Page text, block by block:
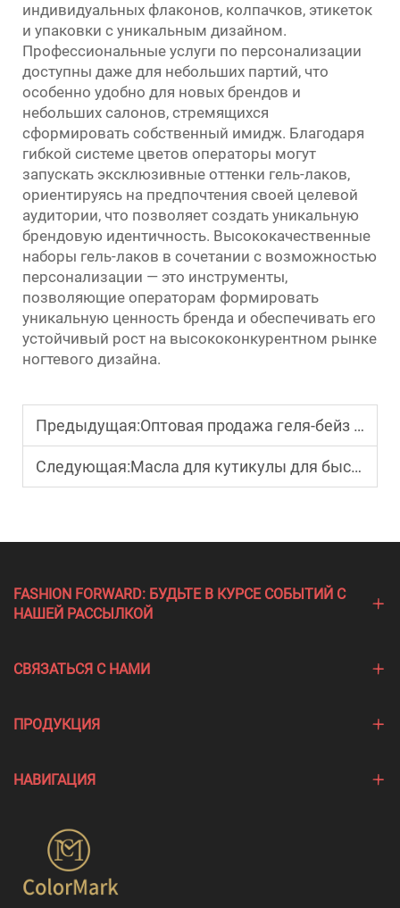
индивидуальных флаконов, колпачков, этикеток
и упаковки с уникальным дизайном.
Профессиональные услуги по персонализации
доступны даже для небольших партий, что
особенно удобно для новых брендов и
небольших салонов, стремящихся
сформировать собственный имидж. Благодаря
гибкой системе цветов операторы могут
запускать эксклюзивные оттенки гель-лаков,
ориентируясь на предпочтения своей целевой
аудитории, что позволяет создать уникальную
брендовую идентичность. Высококачественные
наборы гель-лаков в сочетании с возможностью
персонализации — это инструменты,
позволяющие операторам формировать
уникальную ценность бренда и обеспечивать его
устойчивый рост на высококонкурентном рынке
ногтевого дизайна.
Предыдущая:Оптовая продажа геля-бейз для маникюрных салонов
Следующая:Масла для кутикулы для быстрого укрепления ногтей
FASHION FORWARD: БУДЬТЕ В КУРСЕ СОБЫТИЙ С
НАШЕЙ РАССЫЛКОЙ
СВЯЗАТЬСЯ С НАМИ
ПРОДУКЦИЯ
НАВИГАЦИЯ